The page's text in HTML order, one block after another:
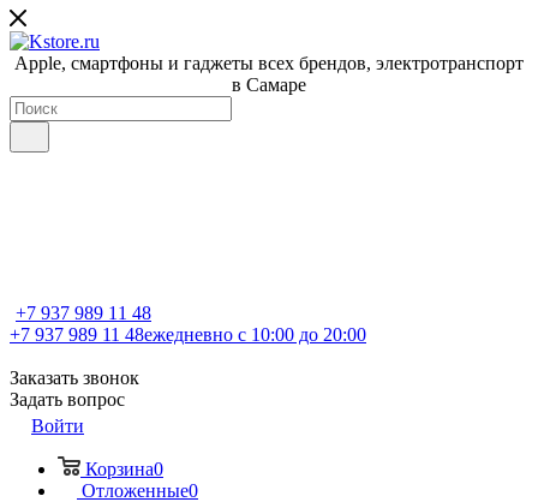
Apple, cмартфоны и гаджеты всех брендов, электротранспорт
в Самаре
+7 937 989 11 48
+7 937 989 11 48ежедневно с 10:00 до 20:00
Заказать звонок
Задать вопрос
Войти
Корзина0
Отложенные0